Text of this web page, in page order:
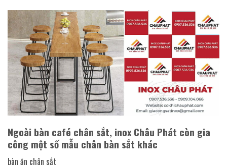
Ngoài bàn café chân sắt, inox Châu Phát còn gia
công một số mẫu chân bàn sắt khác
bàn ăn chân sắt